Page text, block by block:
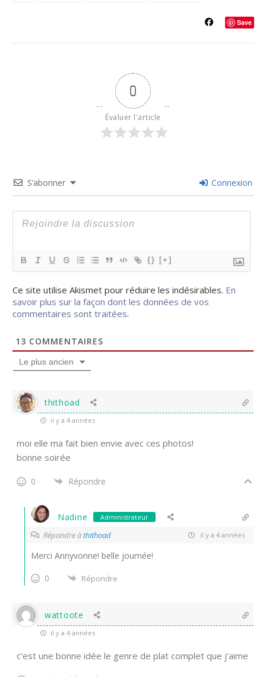
Save
0
Évaluer l'article
S’abonner Connexion
{} [+]
Ce site utilise Akismet pour réduire les indésirables. En
savoir plus sur la façon dont les données de vos
commentaires sont traitées.
13 COMMENTAIRES
Le plus ancien
thithoad
il y a 4 années
moi elle ma fait bien envie avec ces photos!
bonne soirée
0 Répondre
Nadine Administrateur
Répondre àthithoad il y a 4 années
Merci Annyvonne! belle journée!
0
Répondre
wattoote
il y a 4 années
c’est une bonne idée le genre de plat complet que j’aime